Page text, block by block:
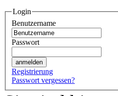
Login
Benutzername
Passwort
Registrierung
Passwort vergessen?